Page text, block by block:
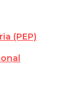
(PEP)